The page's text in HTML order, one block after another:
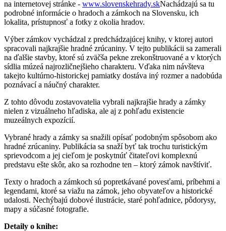
na internetovej stránke - www.slovenskehrady.skNachádzajú sa tu
podrobné informácie o hradoch a zámkoch na Slovensku, ich
lokalita, prístupnosť a fotky z okolia hradov.
Výber zámkov vychádzal z predchádzajúcej knihy, v ktorej autori
spracovali najkrajšie hradné zrúcaniny. V tejto publikácii sa zamerali
na ďalšie stavby, ktoré sú zväčša pekne zrekonštruované a v ktorých
sídlia múzeá najrozličnejšieho charakteru. Vďaka nim návšteva
takejto kultúrno-historickej pamiatky dostáva iný rozmer a nadobúda
poznávací a náučný charakter.
Z tohto dôvodu zostavovatelia vybrali najkrajšie hrady a zámky
nielen z vizuálneho hľadiska, ale aj z pohľadu existencie
muzeálnych expozícií.
Vybrané hrady a zámky sa snažili opísať podobným spôsobom ako
hradné zrúcaniny. Publikácia sa snaží byť tak trochu turistickým
sprievodcom a jej cieľom je poskytnúť čitateľovi komplexnú
predstavu ešte skôr, ako sa rozhodne ten – ktorý zámok navštíviť.
Texty o hradoch a zámkoch sú popretkávané povesťami, príbehmi a
legendami, ktoré sa viažu na zámok, jeho obyvateľov a historické
udalosti. Nechýbajú dobové ilustrácie, staré pohľadnice, pôdorysy,
mapy a súčasné fotografie.
Detaily o knihe: